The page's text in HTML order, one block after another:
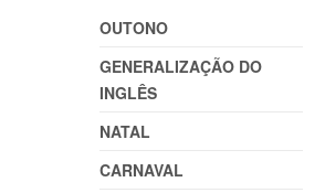
OUTONO
GENERALIZAÇÃO DO
INGLÊS
NATAL
CARNAVAL